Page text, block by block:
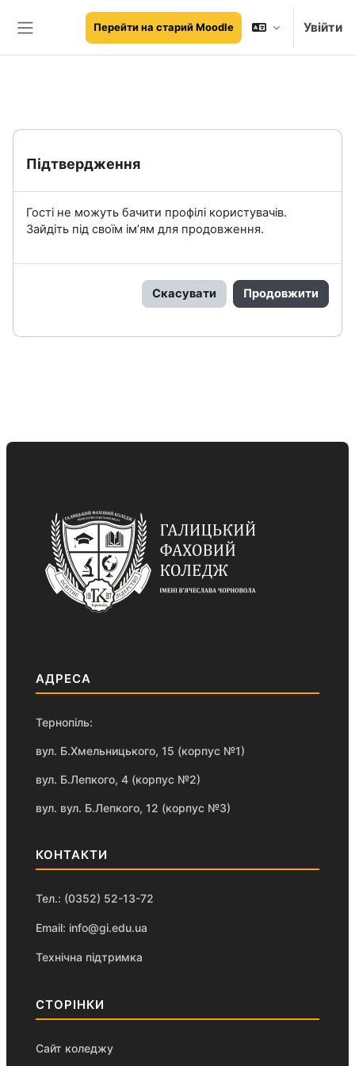
Бокова панель
Перейти на старий Moodle Увійти
Підтвердження
Гості не можуть бачити профілі користувачів.
Зайдіть під своїм ім’ям для продовження.
Скасувати Продовжити
АДРЕСА
Тернопіль:
вул. Б.Хмельницького, 15 (корпус №1)
вул. Б.Лепкого, 4 (корпус №2)
вул. вул. Б.Лепкого, 12 (корпус №3)
КОНТАКТИ
Тел.: (0352) 52-13-72
Email: info@gi.edu.ua
Технічна підтримка
СТОРІНКИ
Сайт коледжу